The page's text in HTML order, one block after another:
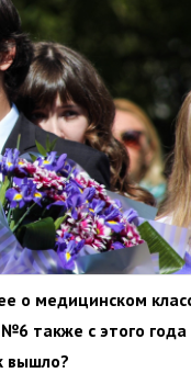
о медицинском
также с этого года
вышло?